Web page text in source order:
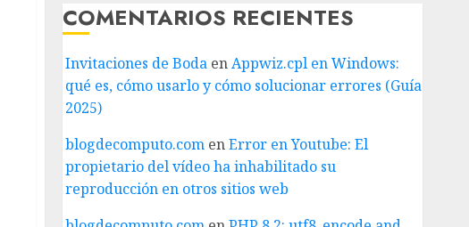
COMENTARIOS RECIENTES
Invitaciones de BodaenAppwiz.cpl en Windows:
qué es, cómo usarlo y cómo solucionar errores (Guía
2025)
blogdecomputo.comenError en Youtube: El
propietario del vídeo ha inhabilitado su
reproducción en otros sitios web